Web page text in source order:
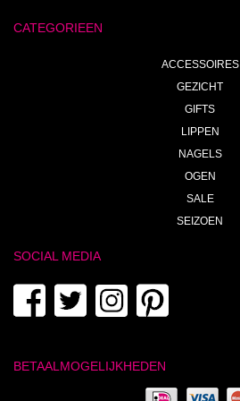
CATEGORIEEN
ACCESSOIRES
GEZICHT
GIFTS
LIPPEN
NAGELS
OGEN
SALE
SEIZOEN
SOCIAL MEDIA
BETAALMOGELIJKHEDEN